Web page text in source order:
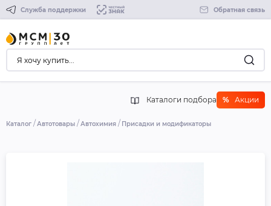
Служба поддержки Обратная связь
Каталоги подбора % Акции
Каталог Автотовары Автохимия Присадки и модификаторы